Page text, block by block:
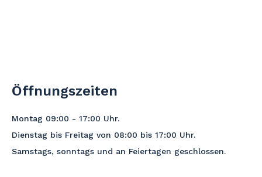
Öffnungszeiten
Montag 09:00 - 17:00 Uhr.
Dienstag bis Freitag von 08:00 bis 17:00 Uhr.
Samstags, sonntags und an Feiertagen geschlossen.